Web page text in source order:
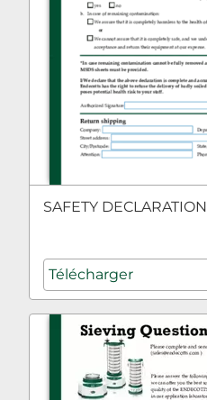
SAFETY DECLARATION
Télécharger